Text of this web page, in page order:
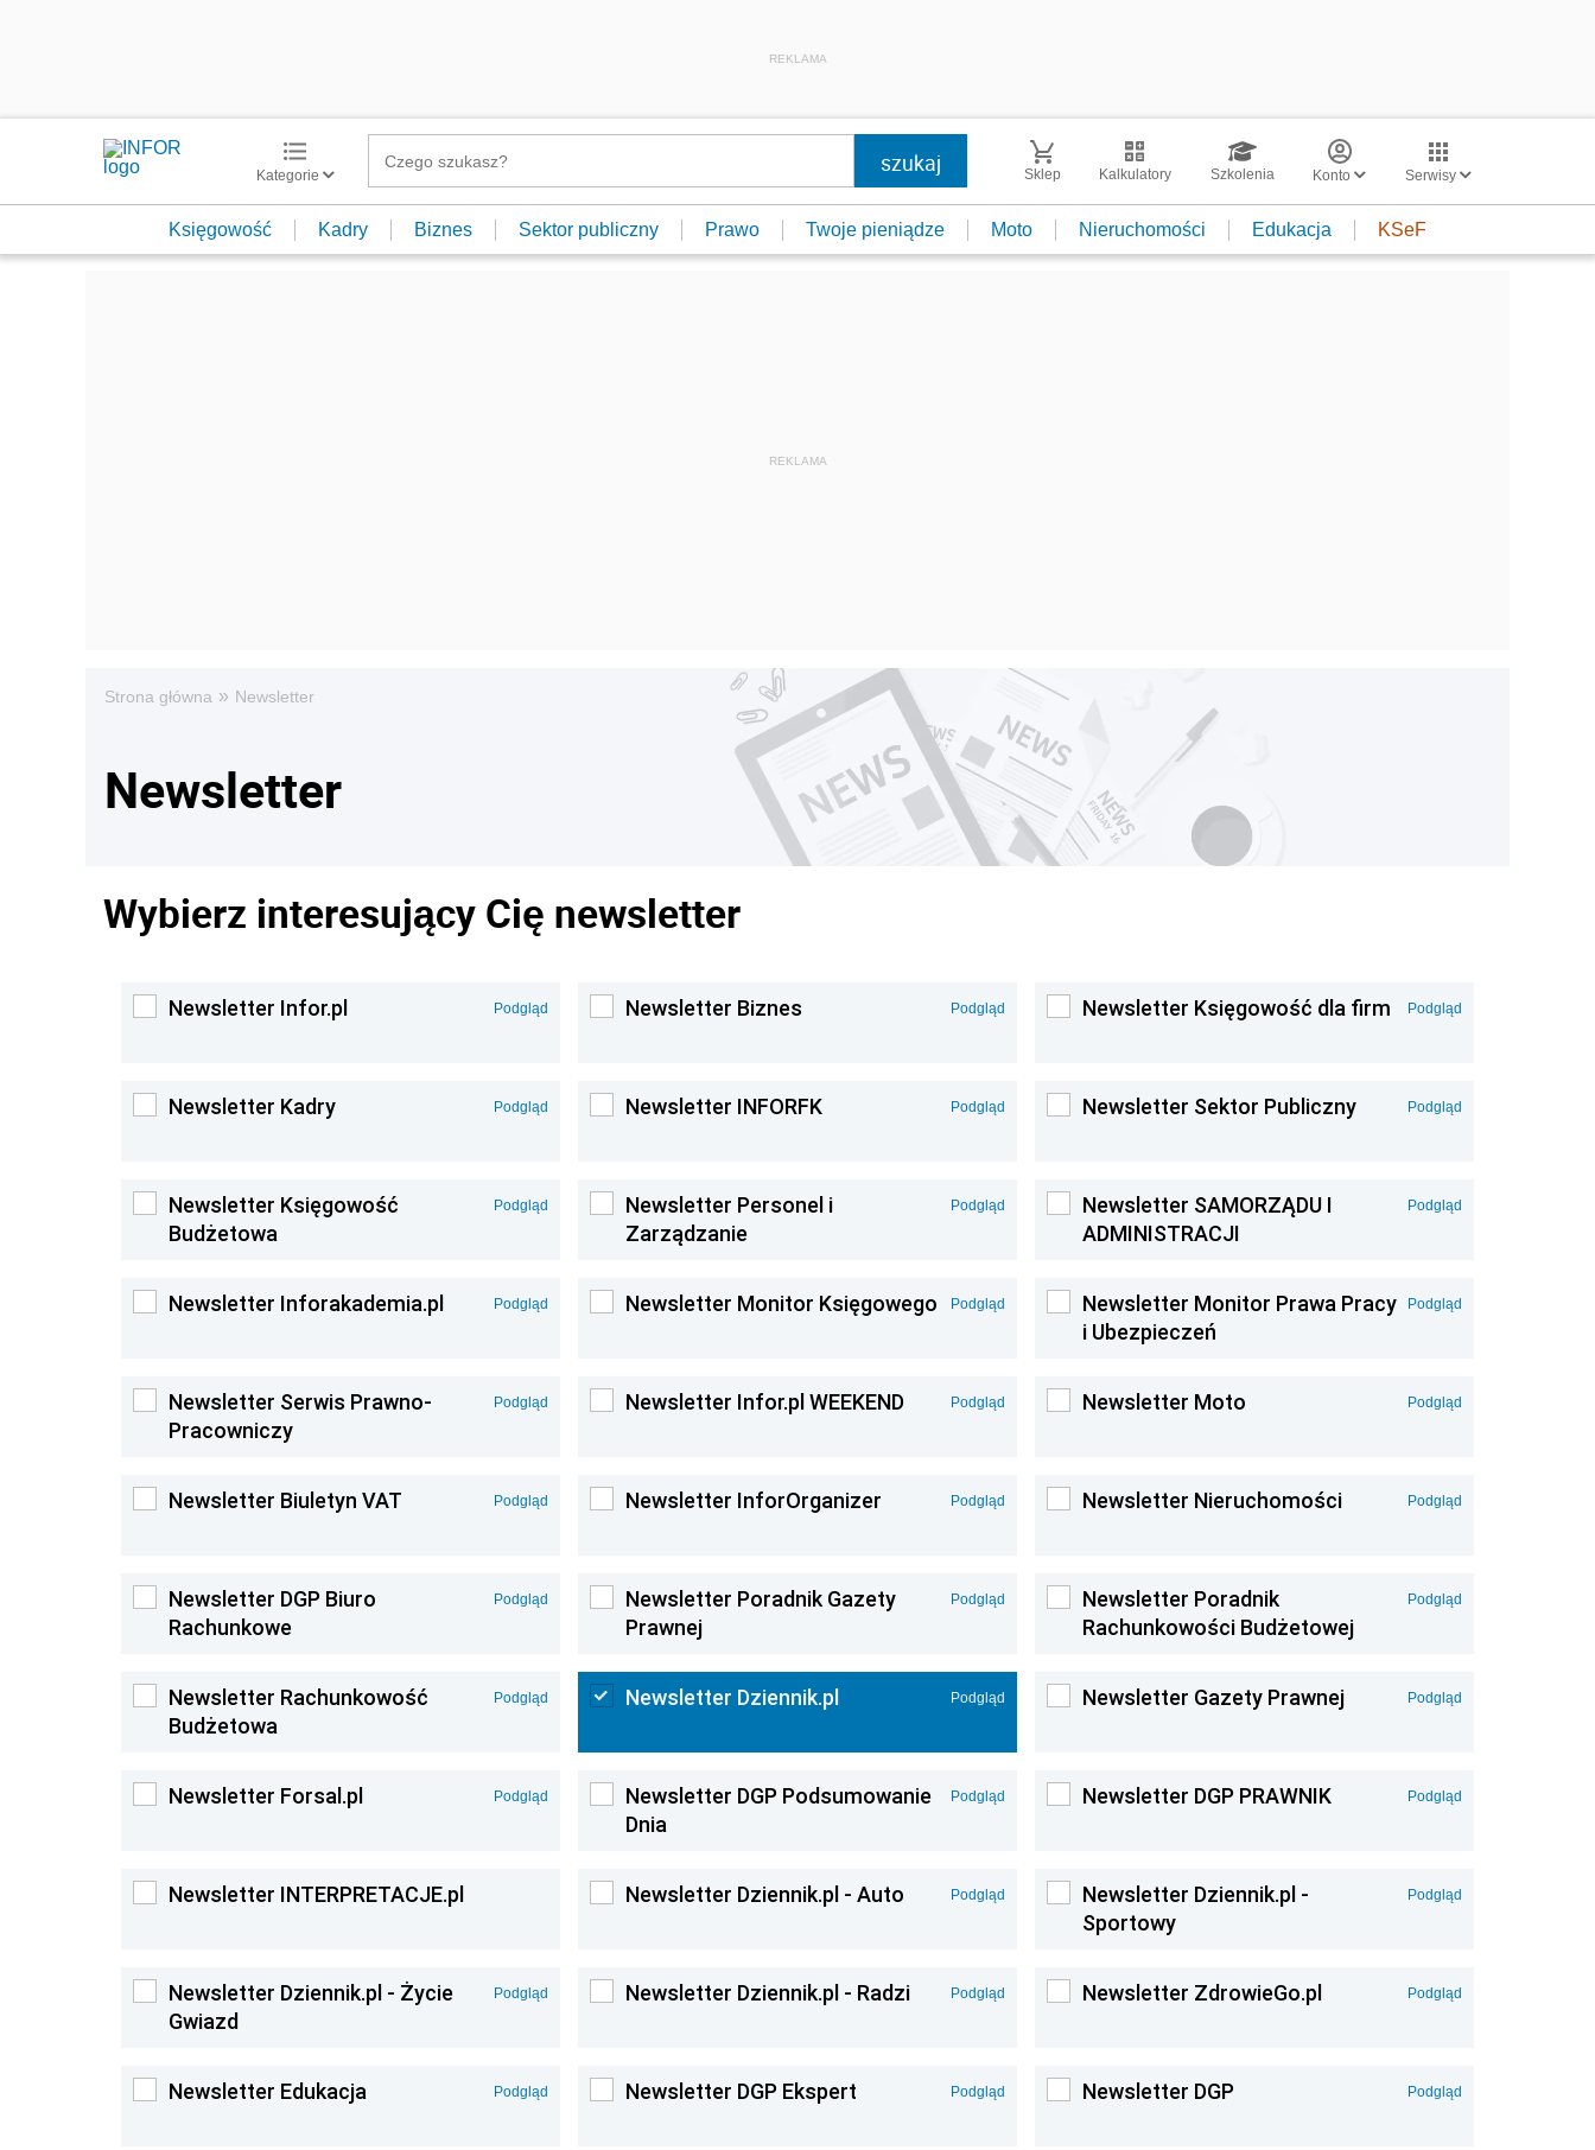
REKLAMA
Kategorie Sklep Kalkulatory Szkolenia Konto Serwisy
Księgowość Kadry Biznes Sektor publiczny Prawo Twoje pieniądze Moto Nieruchomości Edukacja KSeF
Strona główna » Newsletter
Newsletter
Wybierz interesujący Cię newsletter
Newsletter Infor.pl Podgląd Newsletter Biznes Podgląd Newsletter Księgowość dla firm Podgląd
Newsletter Kadry Podgląd Newsletter INFORFK Podgląd Newsletter Sektor Publiczny Podgląd
Newsletter Księgowość
Budżetowa
Podgląd
Newsletter Personel i
Zarządzanie
Podgląd
Newsletter SAMORZĄDU I
ADMINISTRACJI
Podgląd
Newsletter Inforakademia.pl Podgląd Newsletter Monitor Księgowego Podgląd
Newsletter Monitor Prawa Pracy
i Ubezpieczeń
Podgląd
Newsletter Serwis Prawno-
Pracowniczy
Podgląd Newsletter Infor.pl WEEKEND Podgląd Newsletter Moto Podgląd
Newsletter Biuletyn VAT Podgląd Newsletter InforOrganizer Podgląd Newsletter Nieruchomości Podgląd
Newsletter DGP Biuro
Rachunkowe
Podgląd
Newsletter Poradnik Gazety
Prawnej
Podgląd
Newsletter Poradnik
Rachunkowości Budżetowej
Podgląd
Newsletter Rachunkowość
Budżetowa
Podgląd Newsletter Dziennik.pl Podgląd Newsletter Gazety Prawnej Podgląd
Newsletter Forsal.pl Podgląd
Newsletter DGP Podsumowanie
Dnia
Podgląd Newsletter DGP PRAWNIK Podgląd
Newsletter INTERPRETACJE.pl Newsletter Dziennik.pl - Auto Podgląd
Newsletter Dziennik.pl -
Sportowy
Podgląd
Newsletter Dziennik.pl - Życie
Gwiazd
Podgląd Newsletter Dziennik.pl - Radzi Podgląd Newsletter ZdrowieGo.pl Podgląd
Newsletter Edukacja Podgląd Newsletter DGP Ekspert Podgląd Newsletter DGP Podgląd